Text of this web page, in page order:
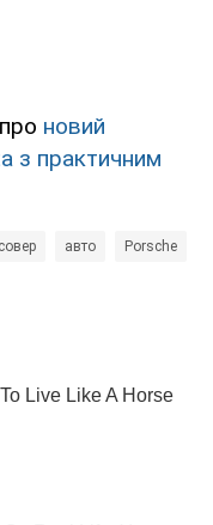
новий
з практичним
авто Porsche